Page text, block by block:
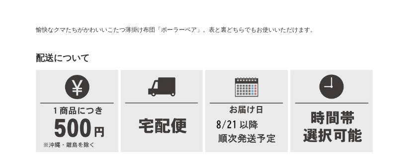
愉快なクマたちがかわいいこたつ薄掛け布団「ポーラーベア」。表と裏どちらでもお使いいただけます。
配送について